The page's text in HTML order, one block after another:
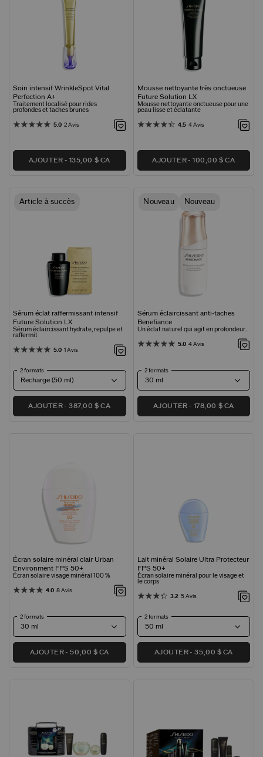
Soin intensif WrinkleSpot Vital
Perfection A+
Traitement localisé pour rides
profondes et taches brunes
5.0 2 Avis
AJOUTER 135,00 $ CA
Mousse nettoyante très onctueuse
Future Solution LX
Mousse nettoyante onctueuse pour une
peau lisse et éclatante
4.5 4 Avis
AJOUTER 100,00 $ CA
Article à succès
Sérum éclat raffermissant intensif
Future Solution LX
Sérum éclaircissant hydrate, repulpe et
raffermit
5.0 1 Avis
2 formats
AJOUTER 387,00 $ CA
Nouveau Nouveau
Sérum éclaircissant anti-taches
Benefiance
Un éclat naturel qui agit en profondeur...
5.0 4 Avis
2 formats
AJOUTER 178,00 $ CA
Écran solaire minéral clair Urban
Environment FPS 50+
Écran solaire visage minéral 100 %
4.0 8 Avis
2 formats
AJOUTER 50,00 $ CA
Lait minéral Solaire Ultra Protecteur
FPS 50+
Écran solaire minéral pour le visage et
le corps
3.2 5 Avis
2 formats
AJOUTER 35,00 $ CA